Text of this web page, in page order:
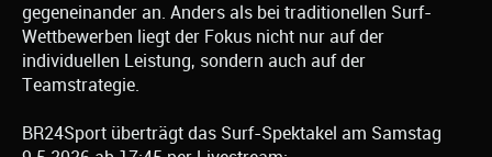
gegeneinander an. Anders als bei traditionellen Surf-
Wettbewerben liegt der Fokus nicht nur auf der
individuellen Leistung, sondern auch auf der
Teamstrategie.
BR24Sport überträgt das Surf-Spektakel am Samstag